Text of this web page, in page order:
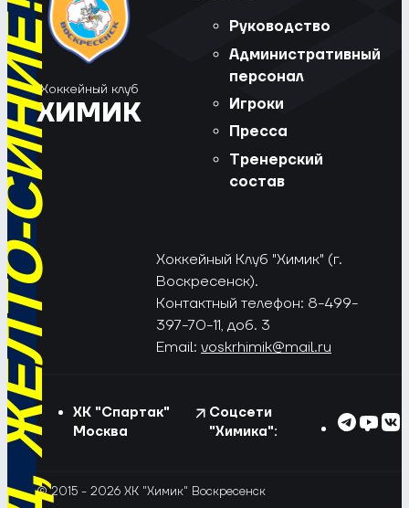
Хоккейный клуб
ХИМИК
Руководство
Административный
персонал
Игроки
Пресса
Тренерский
состав
Хоккейный Клуб "Химик" (г.
Воскресенск).
Контактный телефон: 8-499-
397-70-11, доб. 3
Email: voskrhimik@mail.ru
ХК "Спартак"
Москва
Соцсети
"Химика":
© 2015 - 2026 ХК "Химик" Воскресенск